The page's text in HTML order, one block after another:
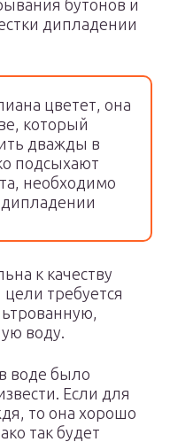
бутонов и
дипладении
цветет, она
который
дважды в
подсыхают
необходимо
к качеству
требуется
воду.
воде было
Если для
то она хорошо
так будет